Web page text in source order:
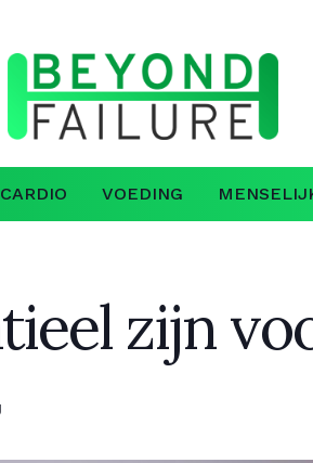
CARDIO VOEDING
zijn